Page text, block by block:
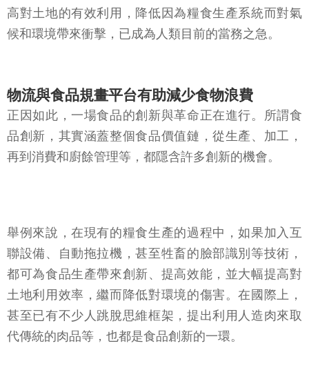
高對土地的有效利用，降低因為糧食生產系統而對氣
候和環境帶來衝擊，已成為人類目前的當務之急。
物流與食品規畫平台有助減少食物浪費
正因如此，一場食品的創新與革命正在進行。所謂食
品創新，其實涵蓋整個食品價值鏈，從生產、加工，
再到消費和廚餘管理等，都隱含許多創新的機會。
舉例來說，在現有的糧食生產的過程中，如果加入互
聯設備、自動拖拉機，甚至牲畜的臉部識別等技術，
都可為食品生產帶來創新、提高效能，並大幅提高對
土地利用效率，繼而降低對環境的傷害。在國際上，
甚至已有不少人跳脫思維框架，提出利用人造肉來取
代傳統的肉品等，也都是食品創新的一環。